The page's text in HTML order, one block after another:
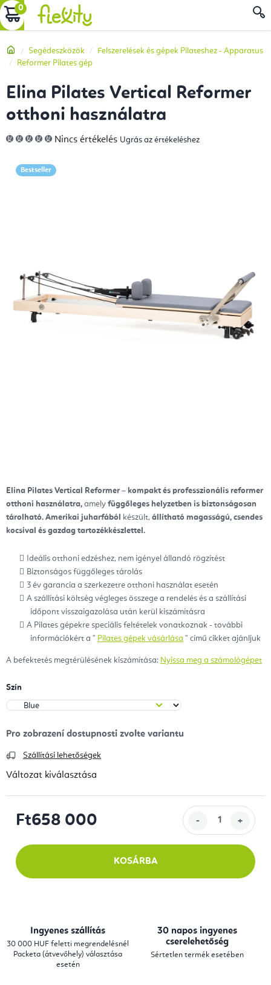
Ugrás
a
tartalomhoz
KOSÁR
Kezdőlap
Segédeszközök
Felszerelések és gépek Pilateshez - Apparatus
Reformer Pilates gép
Elina Pilates Vertical Reformer – kompakt és professzionális reformer
otthoni használatra, amely függőleges helyzetben is biztonságosan
tárolható. Amerikai juharfából készült, állítható magasságú, csendes
kocsival és gazdag tartozékkészlettel.
Ideális otthoni edzéshez, nem igényel állandó rögzítést
Biztonságos függőleges tárolás
3 év garancia a szerkezetre otthoni használat esetén
A szállítási költség végleges összege a rendelés és a szállítási
időpont visszaigazolása után kerül kiszámításra
A Pilates gépekre speciális feltételek vonatkoznak - további
információkért a " Pilates gépek vásárlása " című cikket ajánljuk
A befektetés megtérülésének kiszámítása: Nyissa meg a számológépet
Szín
Szállítási lehetőségek
Változat kiválasztása
Ft658 000
KOSÁRBA
Elina Pilates Vertical Reformer
otthoni használatra
A
termék
5-
ből
Nincs értékelés Ugrás az értékeléshez
Bestseller
Ingyenes szállítás
30 000 HUF feletti megrendelésnél
Packeta (átvevőhely) választása
esetén
30 napos ingyenes
cserelehetőség
Sértetlen termék esetében